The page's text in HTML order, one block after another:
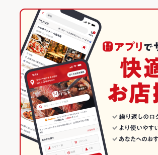
松本市 × 創作
松本市 × 海鮮
松本駅 × 居酒屋
松本駅 × 創作
松本駅 × 海鮮
松本駅 × 海鮮
長野 × 居酒屋
長野 × 創作
長野 × 海鮮
松本駅
ジンギスカン パフェ デザート
長野のグルメランキング
長野の居酒屋ランキング
松本市のグルメランキング
松本市の居酒屋ランキング
松本駅のグルメランキング
松本駅の居酒屋ランキング